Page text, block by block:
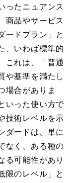
ったニュアンス
商品やサービス
ードプラン」と
、いわば標準的
これは、「普通
や基準を満たし
場合がありま
いった使い方で
技術レベルを示
ダードは、単に
なく、ある種の
る可能性があり
限のレベル」と